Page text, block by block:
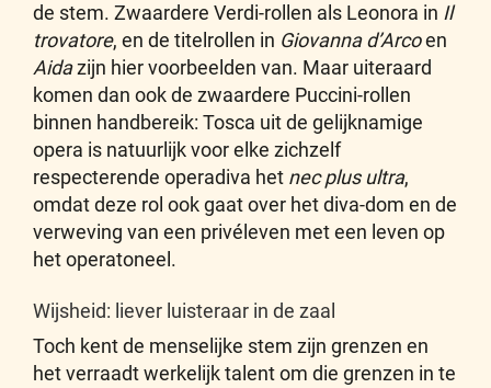
de stem. Zwaardere Verdi-rollen als Leonora in Il
trovatore, en de titelrollen in Giovanna d’Arcoen
Aidazijn hier voorbeelden van. Maar uiteraard
komen dan ook de zwaardere Puccini-rollen
binnen handbereik: Tosca uit de gelijknamige
opera is natuurlijk voor elke zichzelf
respecterende operadiva het nec plus ultra,
omdat deze rol ook gaat over het diva-dom en de
verweving van een privéleven met een leven op
het operatoneel.
Wijsheid: liever luisteraar in de zaal
Toch kent de menselijke stem zijn grenzen en
het verraadt werkelijk talent om die grenzen in te